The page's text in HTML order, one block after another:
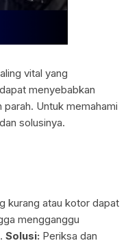
vital yang
menyebabkan
Untuk memahami
solusinya.
kurang atau kotor dapat
mengganggu
Solusi: Periksa dan